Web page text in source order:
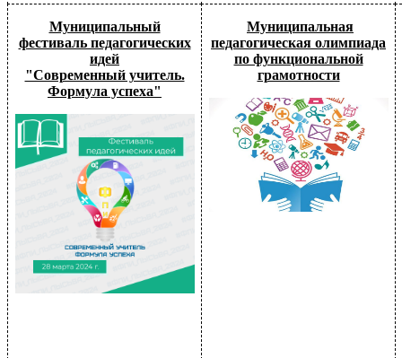
Муниципальный
фестиваль педагогических
идей
"Современный учитель.
Формула успеха"
Муниципальная
педагогическая олимпиада
по функциональной
грамотности